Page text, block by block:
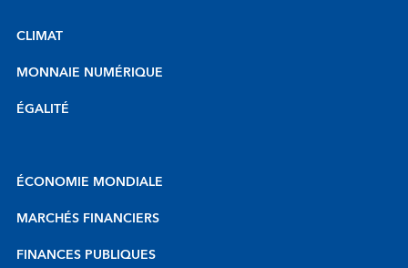
CLIMAT
MONNAIE NUMÉRIQUE
ÉGALITÉ
ÉCONOMIE MONDIALE
MARCHÉS FINANCIERS
FINANCES PUBLIQUES